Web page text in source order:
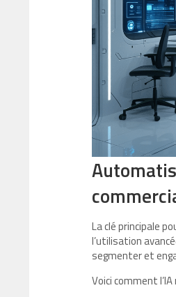
La clé principale
l’utilisation
segmenter et
Voici comment